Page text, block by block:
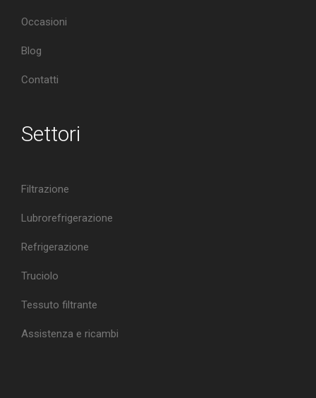
Occasioni
Blog
Contatti
Settori
Filtrazione
Lubrorefrigerazione
Refrigerazione
Truciolo
Tessuto filtrante
Assistenza e ricambi